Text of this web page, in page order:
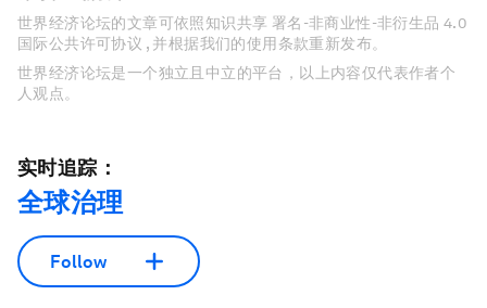
世界经济论坛的文章可依照知识共享 署名-非商业性-非衍生品 4.0
国际公共许可协议 , 并根据我们的使用条款重新发布。
世界经济论坛是一个独立且中立的平台，以上内容仅代表作者个
人观点。
实时追踪：
全球治理
Follow